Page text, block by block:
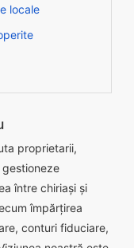
locale
proprietarii,
între chiriași și
împărțirea
conturi fiduciare,